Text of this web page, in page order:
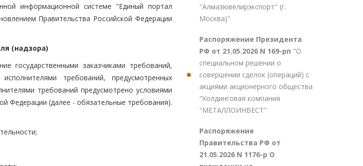
информационной системе "Единый портал
Правительства Российской Федерации
(надзора)
государственными заказчиками требований,
требований, предусмотренных
требований предусмотрено условиями
Федерации (далее - обязательные требования).
"Алмазювелирэкспорт" (г.
Москва)"
Распоряжение Президента
РФ от 21.05.2026 N 169-рп "О
специальном решении о
совершении сделок (операций) с
акциями акционерного общества
"Холдинговая компания
"МЕТАЛЛОИНВЕСТ"
Распоряжение
Правительства РФ от
21.05.2026 N 1176-р О